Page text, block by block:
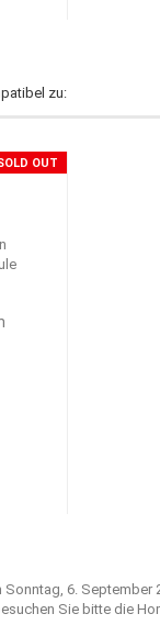
zu:
OUT
Sonntag, 6.
Sie bitte die